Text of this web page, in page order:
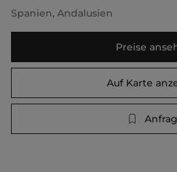
Spanien, Andalusien
Preise
Auf Karte